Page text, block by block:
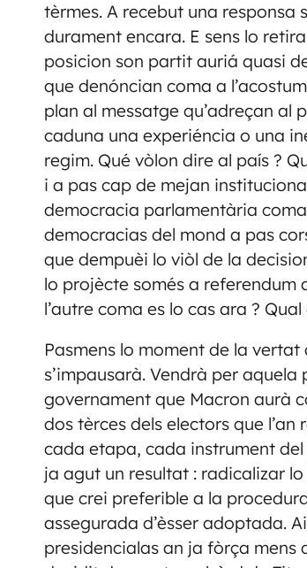
tèrmes. A recebut una
durament encara. E sens lo
posicion son partit auriá quasi
que denóncian coma a
plan al messatge qu’adreçan al
caduna una experiéncia o una
regim. Qué vòlon dire al país ?
i a pas cap de mejan
democracia parlamentària
democracias del mond a pas
que dempuèi lo viòl de la
lo projècte somés a referendum
l’autre coma es lo cas ara ?
Pasmens lo moment de la
s’impausarà. Vendrà per
governament que Macron aurà
dos tèrces dels electors que
cada etapa, cada instrument
ja agut un resultat : radicalizar lo
que crei preferible a la
assegurada d’èsser adoptada.
presidencialas an ja fòrça mens